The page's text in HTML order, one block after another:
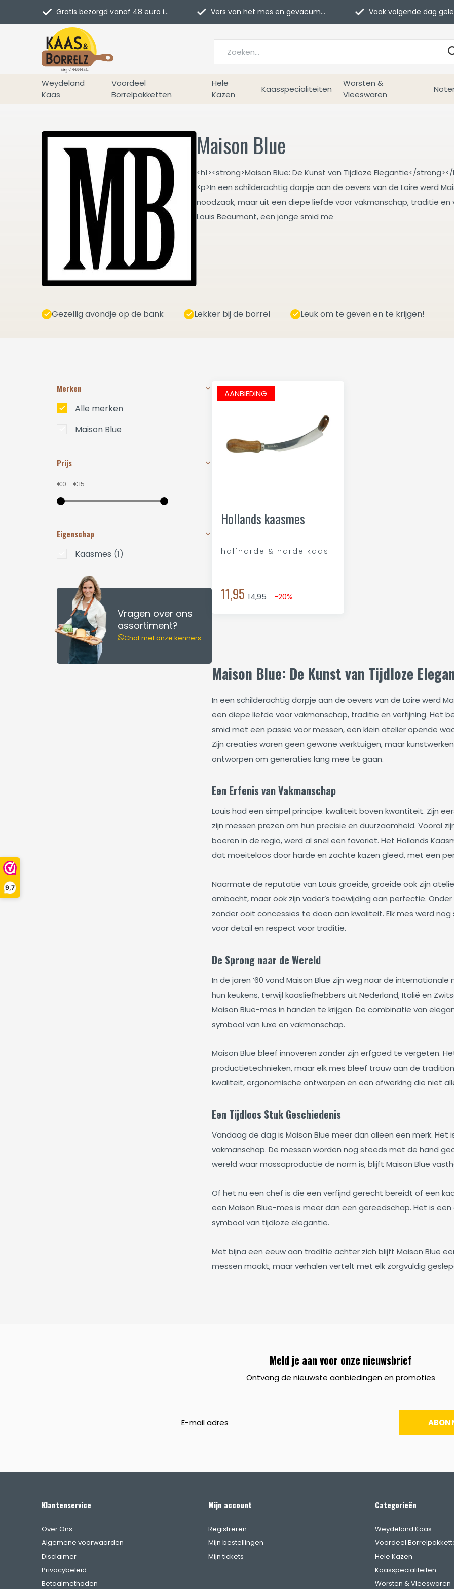
9,7
Weydeland
Kaas
Voordeel
Borrelpakketten
Hele
Kazen
Kaasspecialiteiten
Worsten &
Vleeswaren
Gratis bezorgd vanaf 48 euro in NL Vers van het mes en gevacumeerd Vaak volgende dag geleverd
Maison Blue
<h1><strong>Maison Blue: De Kunst van Tijdloze Elegantie</strong></
<p>In een schilderachtig dorpje aan de oevers van de Loire werd
noodzaak, maar uit een diepe liefde voor vakmanschap, traditie en
Louis Beaumont, een jonge smid me
Gezellig avondje op de bank Lekker bij de borrel Leuk om te geven en te krijgen!
AANBIEDING
Hollands kaasmes
halfharde & harde kaas
11,95 14,95 -20%
Maison Blue: De Kunst van Tijdloze
In een schilderachtig dorpje aan de oevers van de Loire werd
een diepe liefde voor vakmanschap, traditie en verfijning. Het
smid met een passie voor messen, een klein atelier opende
Zijn creaties waren geen gewone werktuigen, maar
ontworpen om generaties lang mee te gaan.
Een Erfenis van Vakmanschap
Louis had een simpel principe: kwaliteit boven kwantiteit. Zijn
zijn messen prezen om hun precisie en duurzaamheid. Vooral
boeren in de regio, werd al snel een favoriet. Het Hollands
dat moeiteloos door harde en zachte kazen gleed, met een
Naarmate de reputatie van Louis groeide, groeide ook zijn
ambacht, maar ook zijn vader’s toewijding aan perfectie. Onder
zonder ooit concessies te doen aan kwaliteit. Elk mes werd
voor detail en respect voor traditie.
De Sprong naar de Wereld
In de jaren ’60 vond Maison Blue zijn weg naar de
hun keukens, terwijl kaasliefhebbers uit Nederland, Italië en
Maison Blue-mes in handen te krijgen. De combinatie van
symbool van luxe en vakmanschap.
Maison Blue bleef innoveren zonder zijn erfgoed te vergeten.
productietechnieken, maar elk mes bleef trouw aan de
kwaliteit, ergonomische ontwerpen en een afwerking die niet
Een Tijdloos Stuk Geschiedenis
Vandaag de dag is Maison Blue meer dan alleen een merk.
vakmanschap. De messen worden nog steeds met de hand
wereld waar massaproductie de norm is, blijft Maison Blue
Of het nu een chef is die een verfijnd gerecht bereidt of een
een Maison Blue-mes is meer dan een gereedschap. Het is
symbool van tijdloze elegantie.
Met bijna een eeuw aan traditie achter zich blijft Maison Blue
messen maakt, maar verhalen vertelt met elk zorgvuldig
Merken
Alle merken
Maison Blue
Prijs
€0 - €15
Eigenschap
Kaasmes (1)
Vragen over ons
assortiment?
Chat met onze kenners
Meld je aan voor onze nieuwsbrief
Ontvang de nieuwste aanbiedingen en promoties
Klantenservice
Over Ons
Algemene voorwaarden
Disclaimer
Privacybeleid
Betaalmethoden
Mijn account
Registreren
Mijn bestellingen
Mijn tickets
Categorieën
Weydeland Kaas
Voordeel
Hele Kazen
Kaasspecialiteiten
Worsten & Vleeswaren